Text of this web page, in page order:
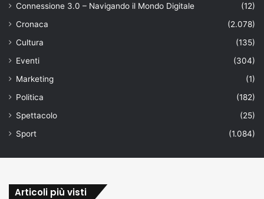
Connessione 3.0 – Navigando il Mondo Digitale
(12)
Cronaca
(2.078)
Cultura
(135)
Eventi
(304)
Marketing
(1)
Politica
(182)
Spettacolo
(25)
Sport
(1.084)
Articoli più visti